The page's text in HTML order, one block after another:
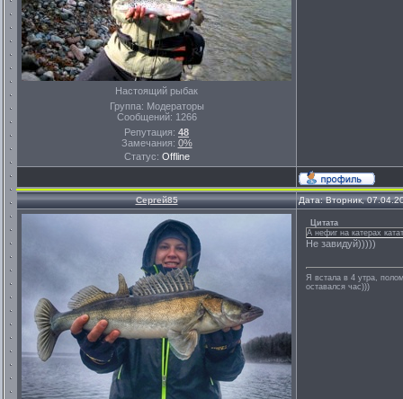
Настоящий рыбак
Группа: Модераторы
Сообщений: 1266
Репутация: 48
Замечания: 0%
Статус: Offline
Сергей85 Дата: Вторник,
Цитата
А нефиг на катерах
Не завидуй)))))
Я встала в 4 утра,
оставался час)))